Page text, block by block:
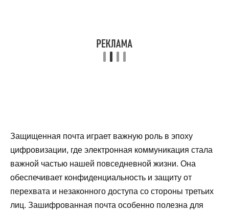
Защищенная почта играет важную роль в эпоху
цифровизации, где электронная коммуникация стала
важной частью нашей повседневной жизни. Она
обеспечивает конфиденциальность и защиту от
перехвата и незаконного доступа со стороны третьих
лиц. Зашифрованная почта особенно полезна для